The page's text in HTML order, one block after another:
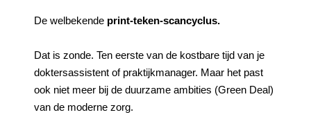
De welbekende print-teken-scancyclus.
Dat is zonde. Ten eerste van de kostbare tijd van je
doktersassistent of praktijkmanager. Maar het past
ook niet meer bij de duurzame ambities (Green Deal)
van de moderne zorg.